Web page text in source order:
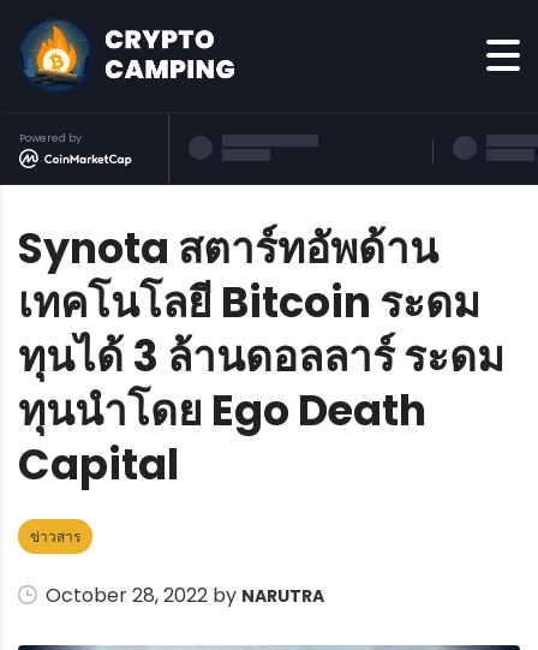
Powered by
Synota สตาร์ทอัพด้าน
เทคโนโลยี Bitcoin ระดม
ทุนได้ 3 ล้านดอลลาร์ ระดม
ทุนนำโดย Ego Death
Capital
ข่าวสาร
October 28, 2022 by NARUTRA